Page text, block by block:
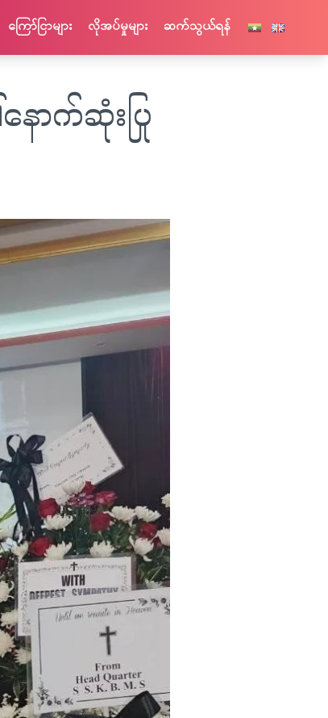
ကြော်ငြာများ လိုအပ်မှုများ ဆက်သွယ်ရန်
ာက်ဆုံးပြု